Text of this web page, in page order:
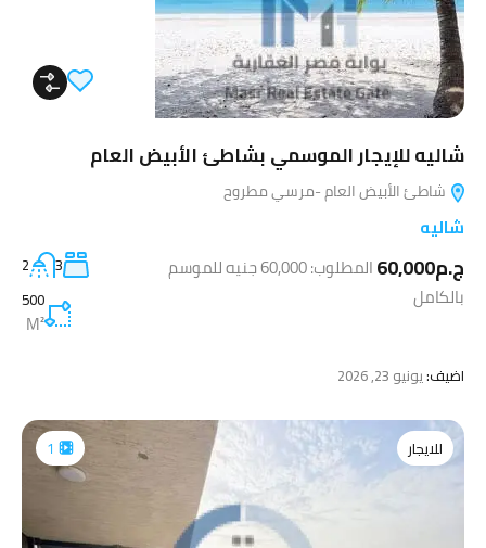
شاليه للإيجار الموسمي بشاطئ الأبيض العام
شاطئ الأبيض العام -مرسي مطروح
شاليه
ج.م60,000
المطلوب: 60,000 جنيه للموسم
بالكامل
3
2
500
M²
اضيف:يونيو 23, 2026
للايجار 1